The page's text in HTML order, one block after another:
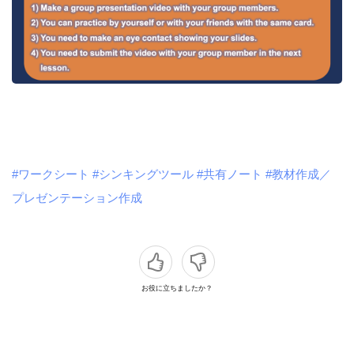
#ワークシート #シンキングツール #共有ノート #教材作成／
プレゼンテーション作成
お役に立ちましたか？